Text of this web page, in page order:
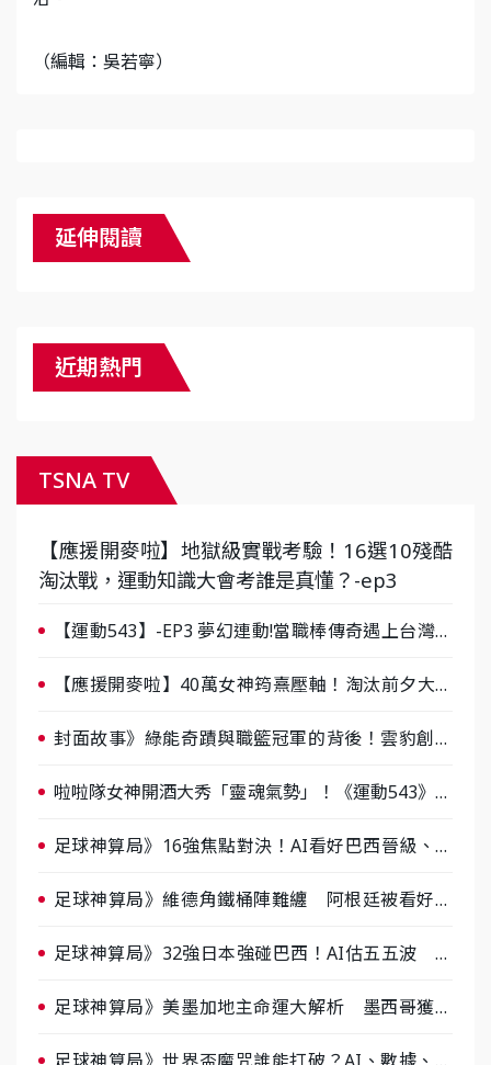
（編輯：吳若寧）
延伸閱讀
近期熱門
TSNA TV
【應援開麥啦】地獄級實戰考驗！16選10殘酷
淘汰戰，運動知識大會考誰是真懂？-ep3
【運動543】-EP3 夢幻連動!當職棒傳奇遇上台灣女
【應援開麥啦】40萬女神筠熹壓軸！淘汰前夕大混
封面故事》綠能奇蹟與職籃冠軍的背後！雲豹創辦
啦啦隊女神開酒大秀「靈魂氣勢」！《運動543》微
足球神算局》16強焦點對決！AI看好巴西晉級、數
足球神算局》維德角鐵桶陣難纏 阿根廷被看好下
足球神算局》32強日本強碰巴西！AI估五五波 牛
足球神算局》美墨加地主命運大解析 墨西哥獲數
足球神算局》世界盃魔咒誰能打破？AI、數據、塔